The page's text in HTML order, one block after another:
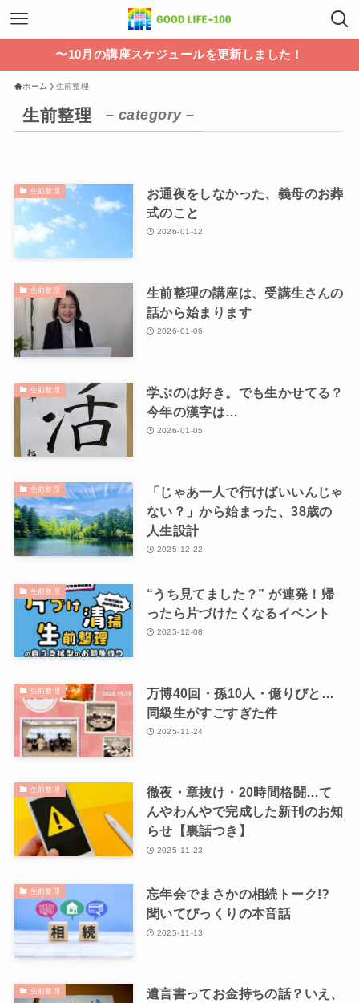
〜10月の講座スケジュールを更新しました！
ホーム 生前整理
生前整理 – category –
生前整理
お通夜をしなかった、義母のお葬
式のこと
2026-01-12
生前整理
生前整理の講座は、受講生さんの
話から始まります
2026-01-06
生前整理
学ぶのは好き。でも生かせてる？
今年の漢字は…
2026-01-05
生前整理
「じゃあ一人で行けばいいんじゃ
ない？」から始まった、38歳の
人生設計
2025-12-22
生前整理
“うち見てました？” が連発！帰
ったら片づけたくなるイベント
2025-12-08
生前整理
万博40回・孫10人・億りびと…
同級生がすごすぎた件
2025-11-24
生前整理
徹夜・章抜け・20時間格闘…て
んやわんやで完成した新刊のお知
らせ【裏話つき】
2025-11-23
生前整理
忘年会でまさかの相続トーク!?
聞いてびっくりの本音話
2025-11-13
生前整理
遺言書ってお金持ちの話？いえ、